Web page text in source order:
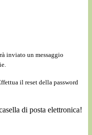
inviato un messaggio
il reset della password
di posta elettronica!